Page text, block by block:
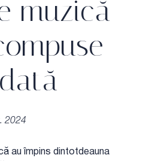
muzică
2024
au împins dintotdeauna